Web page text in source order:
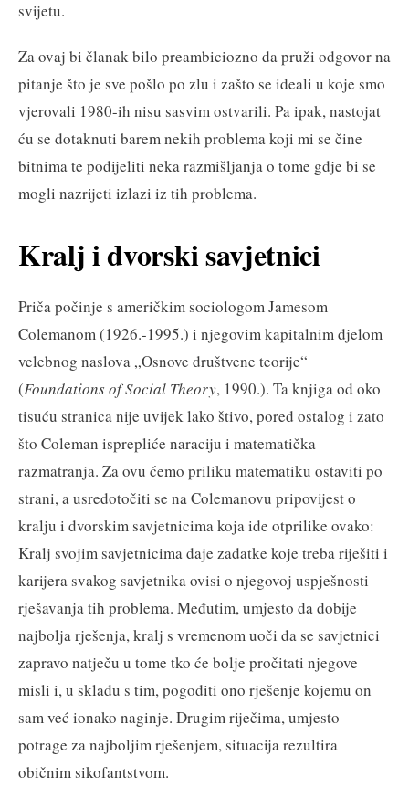
svijetu.
Za ovaj bi članak bilo preambiciozno da pruži odgovor na
pitanje što je sve pošlo po zlu i zašto se ideali u koje smo
vjerovali 1980-ih nisu sasvim ostvarili. Pa ipak, nastojat
ću se dotaknuti barem nekih problema koji mi se čine
bitnima te podijeliti neka razmišljanja o tome gdje bi se
mogli nazrijeti izlazi iz tih problema.
Kralj i dvorski savjetnici
Priča počinje s američkim sociologom Jamesom
Colemanom (1926.-1995.) i njegovim kapitalnim djelom
velebnog naslova „Osnove društvene teorije“
(Foundations of Social Theory, 1990.). Ta knjiga od oko
tisuću stranica nije uvijek lako štivo, pored ostalog i zato
što Coleman isprepliće naraciju i matematička
razmatranja. Za ovu ćemo priliku matematiku ostaviti po
strani, a usredotočiti se na Colemanovu pripovijest o
kralju i dvorskim savjetnicima koja ide otprilike ovako:
Kralj svojim savjetnicima daje zadatke koje treba riješiti i
karijera svakog savjetnika ovisi o njegovoj uspješnosti
rješavanja tih problema. Međutim, umjesto da dobije
najbolja rješenja, kralj s vremenom uoči da se savjetnici
zapravo natječu u tome tko će bolje pročitati njegove
misli i, u skladu s tim, pogoditi ono rješenje kojemu on
sam već ionako naginje. Drugim riječima, umjesto
potrage za najboljim rješenjem, situacija rezultira
običnim sikofantstvom.